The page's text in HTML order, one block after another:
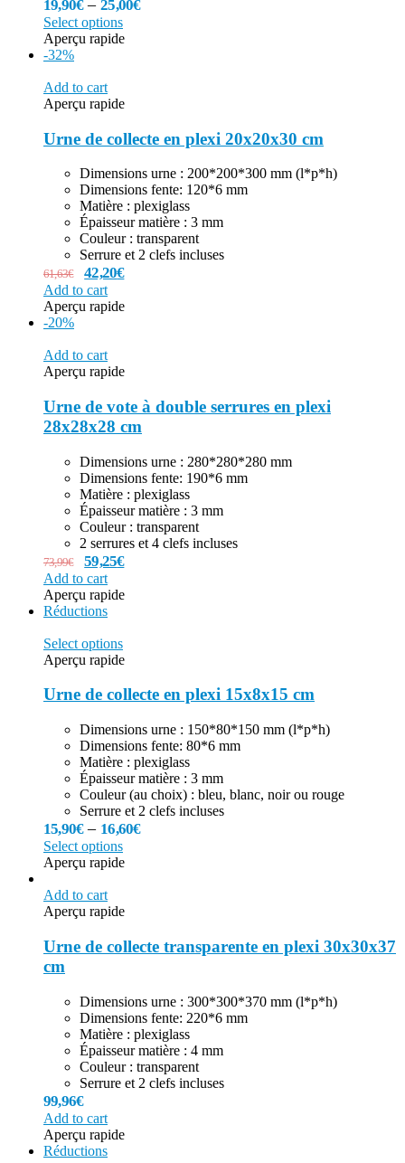
19,90€–25,00€
Select options
Aperçu rapide
-32%
Add to cart
Aperçu rapide
Urne de collecte en plexi 20x20x30 cm
Dimensions urne : 200*200*300 mm (l*p*h)
Dimensions fente: 120*6 mm
Matière : plexiglass
Épaisseur matière : 3 mm
Couleur : transparent
Serrure et 2 clefs incluses
61,63€ 42,20€
Add to cart
Aperçu rapide
-20%
Add to cart
Aperçu rapide
Urne de vote à double serrures en plexi
28x28x28 cm
Dimensions urne : 280*280*280 mm
Dimensions fente: 190*6 mm
Matière : plexiglass
Épaisseur matière : 3 mm
Couleur : transparent
2 serrures et 4 clefs incluses
73,99€ 59,25€
Add to cart
Aperçu rapide
Réductions
Select options
Aperçu rapide
Urne de collecte en plexi 15x8x15 cm
Dimensions urne : 150*80*150 mm (l*p*h)
Dimensions fente: 80*6 mm
Matière : plexiglass
Épaisseur matière : 3 mm
Couleur (au choix) : bleu, blanc, noir ou rouge
Serrure et 2 clefs incluses
15,90€– 16,60€
Select options
Aperçu rapide
Add to cart
Aperçu rapide
Urne de collecte transparente en plexi 30x30x37
cm
Dimensions urne : 300*300*370 mm (l*p*h)
Dimensions fente: 220*6 mm
Matière : plexiglass
Épaisseur matière : 4 mm
Couleur : transparent
Serrure et 2 clefs incluses
99,96€
Add to cart
Aperçu rapide
Réductions